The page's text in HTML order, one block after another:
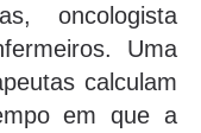
oncologista
Uma
calculam
em que a